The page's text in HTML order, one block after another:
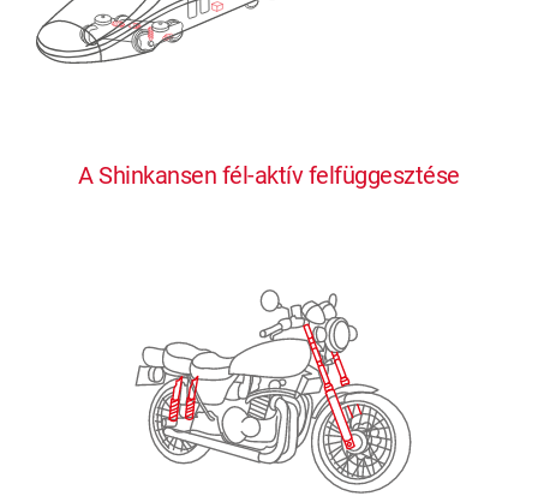
A Shinkansen fél-aktív felfüggesztése
0
3
4
0
2
3
4
0
2
3
4
0
2
3
4
0
3
4